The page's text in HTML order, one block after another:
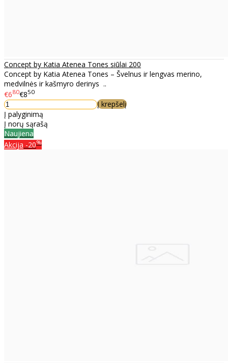
Concept by Katia Atenea Tones siūlai 200
Concept by Katia Atenea Tones – Švelnus ir lengvas merino,
medvilnės ir kašmyro derinys ..
€680€850
Į krepšelį
Į palyginimą
Į norų sąrašą
Naujiena
Akcija -20%